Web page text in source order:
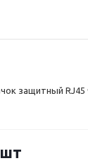
защитный